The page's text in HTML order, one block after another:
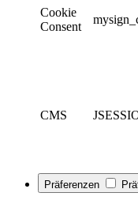
Cookie
Consent
CMS
Präferenzen